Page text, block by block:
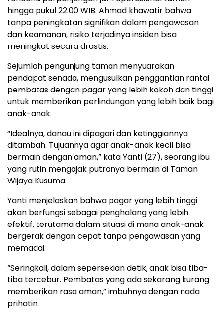
hingga pukul 22.00 WIB. Ahmad khawatir bahwa
tanpa peningkatan signifikan dalam pengawasan
dan keamanan, risiko terjadinya insiden bisa
meningkat secara drastis.
Sejumlah pengunjung taman menyuarakan
pendapat senada, mengusulkan penggantian rantai
pembatas dengan pagar yang lebih kokoh dan tinggi
untuk memberikan perlindungan yang lebih baik bagi
anak-anak.
“Idealnya, danau ini dipagari dan ketinggiannya
ditambah. Tujuannya agar anak-anak kecil bisa
bermain dengan aman,” kata Yanti (27), seorang ibu
yang rutin mengajak putranya bermain di Taman
Wijaya Kusuma.
Yanti menjelaskan bahwa pagar yang lebih tinggi
akan berfungsi sebagai penghalang yang lebih
efektif, terutama dalam situasi di mana anak-anak
bergerak dengan cepat tanpa pengawasan yang
memadai.
“Seringkali, dalam sepersekian detik, anak bisa tiba-
tiba tercebur. Pembatas yang ada sekarang kurang
memberikan rasa aman,” imbuhnya dengan nada
prihatin.